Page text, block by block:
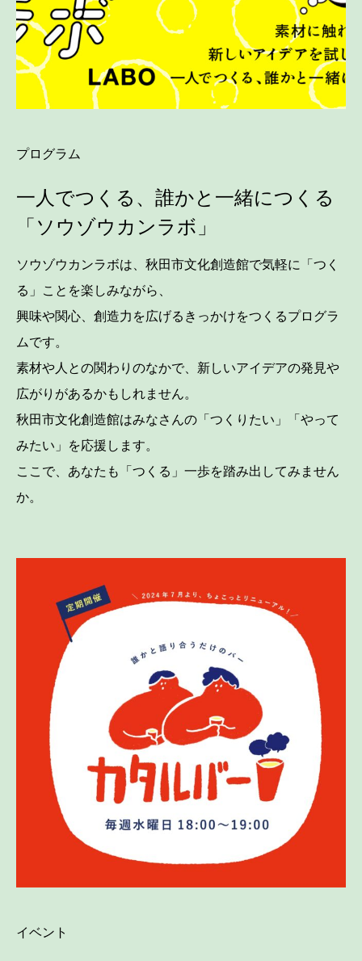
プログラム
一人でつくる、誰かと一緒につくる
「ソウゾウカンラボ」
ソウゾウカンラボは、秋田市文化創造館で気軽に「つく
る」ことを楽しみながら、
興味や関心、創造力を広げるきっかけをつくるプログラ
ムです。
素材や人との関わりのなかで、新しいアイデアの発見や
広がりがあるかもしれません。
秋田市文化創造館はみなさんの「つくりたい」「やって
みたい」を応援します。
ここで、あなたも「つくる」一歩を踏み出してみません
か。
イベント